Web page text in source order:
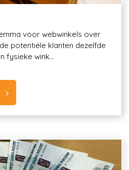
voor webwinkels over
potentiële klanten dezelfde
fysieke wink...